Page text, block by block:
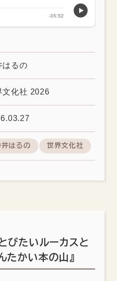
はるの
文化社 2026
井はるの 世界文化社
びたいルーカスと
たかい本の山』